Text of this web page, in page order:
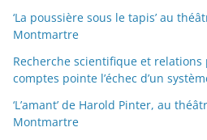
‘La poussière sous le tapis’ au
Montmartre
Recherche scientifique et
comptes pointe l’échec d’un
‘L’amant’ de Harold Pinter, au
Montmartre